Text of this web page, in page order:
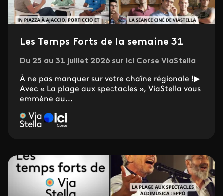
Les Temps Forts de la semaine 31
Du 25 au 31 juillet 2026 sur ici Corse ViaStella
À ne pas manquer sur votre chaîne régionale !▶
Avec « La plage aux spectacles », ViaStella vous
emmène au...